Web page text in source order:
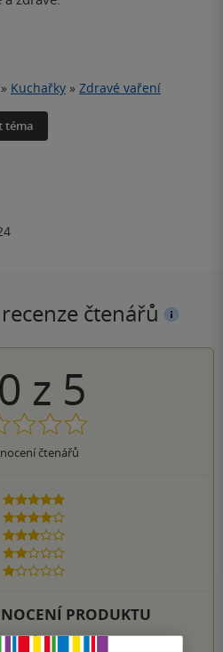
» Kuchařky » Zdravé vaření
téma
čtenářů
z 5
čtenářů
5 hvězdiček
4 hvězdičky
3 hvězdičky
2 hvězdičky
1 hvezdička
PRODUKTU
0.0 z 5